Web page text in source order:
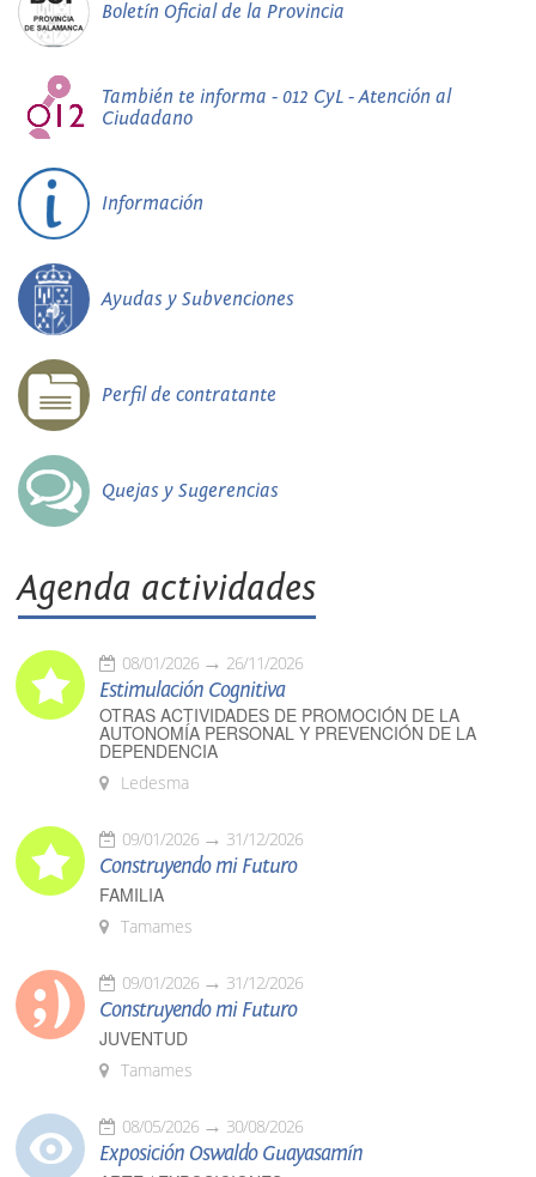
Boletín Oficial de la Provincia
También te informa - 012 CyL - Atención al
Ciudadano
Información
Ayudas y Subvenciones
Perfil de contratante
Quejas y Sugerencias
Agenda actividades
08/01/2026 26/11/2026
Estimulación Cognitiva
OTRAS ACTIVIDADES DE PROMOCIÓN DE LA
AUTONOMÍA PERSONAL Y PREVENCIÓN DE LA
DEPENDENCIA
Ledesma
09/01/2026 31/12/2026
Construyendo mi Futuro
FAMILIA
Tamames
09/01/2026 31/12/2026
Construyendo mi Futuro
JUVENTUD
Tamames
08/05/2026 30/08/2026
Exposición Oswaldo Guayasamín